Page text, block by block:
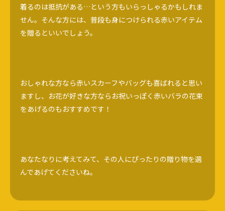
着るのは抵抗がある…という方もいらっしゃるかもしれま
せん。そんな方には、普段も身につけられる赤いアイテム
を贈るといいでしょう。
おしゃれな方なら赤いスカーフやバッグも喜ばれると思い
ますし、お花が好きな方ならお祝いっぽく赤いバラの花束
をあげるのもおすすめです！
あなたなりに考えてみて、その人にぴったりの贈り物を選
んであげてくださいね。